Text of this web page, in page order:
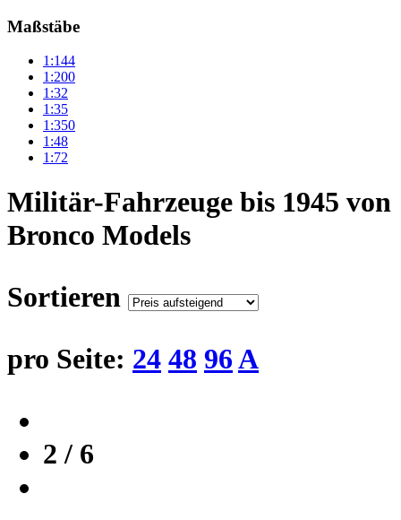
Maßstäbe
1:144
1:200
1:32
1:35
1:350
1:48
1:72
Militär-Fahrzeuge bis 1945 von
Bronco Models
Sortieren
pro Seite: 24 48 96A
2 / 6